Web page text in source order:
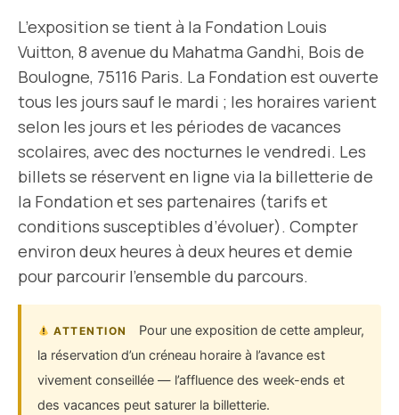
L’exposition se tient à la Fondation Louis
Vuitton, 8 avenue du Mahatma Gandhi, Bois de
Boulogne, 75116 Paris. La Fondation est ouverte
tous les jours sauf le mardi ; les horaires varient
selon les jours et les périodes de vacances
scolaires, avec des nocturnes le vendredi. Les
billets se réservent en ligne via la billetterie de
la Fondation et ses partenaires (tarifs et
conditions susceptibles d’évoluer). Compter
environ deux heures à deux heures et demie
pour parcourir l’ensemble du parcours.
ATTENTION
Pour une exposition de cette ampleur,
la réservation d’un créneau horaire à l’avance est
vivement conseillée — l’affluence des week-ends et
des vacances peut saturer la billetterie.